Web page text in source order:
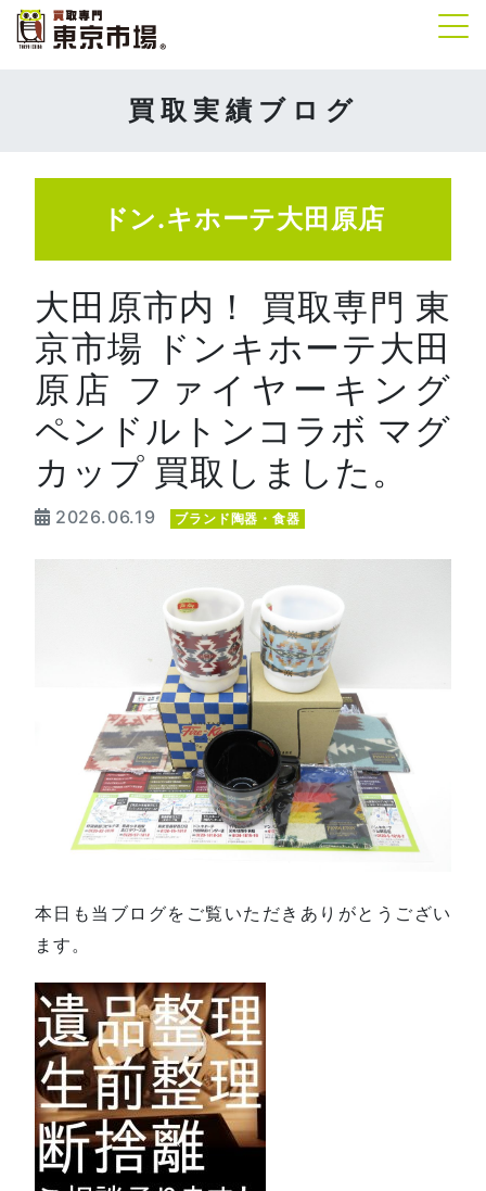
買取実績ブログ
ドン.キホーテ大田原店
大田原市内！ 買取専門 東
京市場 ドンキホーテ大田
原店 ファイヤーキング
ペンドルトンコラボ マグ
カップ 買取しました。
2026.06.19 ブランド陶器・食器
本日も当ブログをご覧いただきありがとうござい
ます。